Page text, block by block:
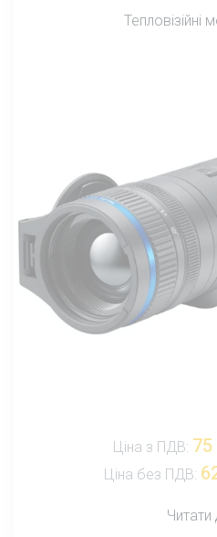
Тепловізійні
Ціна з ПДВ: 75
Ціна без ПДВ:
Читати